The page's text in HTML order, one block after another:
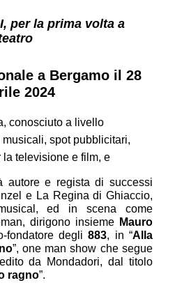
per la prima volta a
a Bergamo il 28
2024
conosciuto a livello
spot pubblicitari,
televisione e film, e
autore e regista di successi
e La Regina di Ghiaccio,
ed in scena come
dirigono insieme Mauro
fondatore degli883, in “Alla
”, one man show che segue
da Mondadori, dal titolo
ragno”.